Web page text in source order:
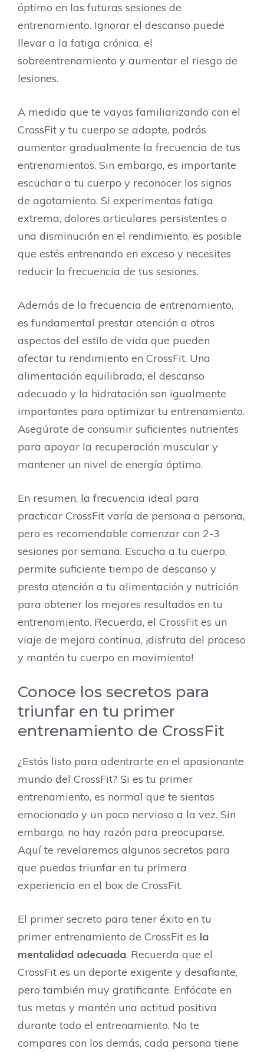
óptimo en las futuras sesiones de
entrenamiento. Ignorar el descanso puede
llevar a la fatiga crónica, el
sobreentrenamiento y aumentar el riesgo de
lesiones.
A medida que te vayas familiarizando con el
CrossFit y tu cuerpo se adapte, podrás
aumentar gradualmente la frecuencia de tus
entrenamientos. Sin embargo, es importante
escuchar a tu cuerpo y reconocer los signos
de agotamiento. Si experimentas fatiga
extrema, dolores articulares persistentes o
una disminución en el rendimiento, es posible
que estés entrenando en exceso y necesites
reducir la frecuencia de tus sesiones.
Además de la frecuencia de entrenamiento,
es fundamental prestar atención a otros
aspectos del estilo de vida que pueden
afectar tu rendimiento en CrossFit. Una
alimentación equilibrada, el descanso
adecuado y la hidratación son igualmente
importantes para optimizar tu entrenamiento.
Asegúrate de consumir suficientes nutrientes
para apoyar la recuperación muscular y
mantener un nivel de energía óptimo.
En resumen, la frecuencia ideal para
practicar CrossFit varía de persona a persona,
pero es recomendable comenzar con 2-3
sesiones por semana. Escucha a tu cuerpo,
permite suficiente tiempo de descanso y
presta atención a tu alimentación y nutrición
para obtener los mejores resultados en tu
entrenamiento. Recuerda, el CrossFit es un
viaje de mejora continua, ¡disfruta del proceso
y mantén tu cuerpo en movimiento!
Conoce los secretos para
triunfar en tu primer
entrenamiento de CrossFit
¿Estás listo para adentrarte en el apasionante
mundo del CrossFit? Si es tu primer
entrenamiento, es normal que te sientas
emocionado y un poco nervioso a la vez. Sin
embargo, no hay razón para preocuparse.
Aquí te revelaremos algunos secretos para
que puedas triunfar en tu primera
experiencia en el box de CrossFit.
El primer secreto para tener éxito en tu
primer entrenamiento de CrossFit es la
mentalidad adecuada. Recuerda que el
CrossFit es un deporte exigente y desafiante,
pero también muy gratificante. Enfócate en
tus metas y mantén una actitud positiva
durante todo el entrenamiento. No te
compares con los demás, cada persona tiene